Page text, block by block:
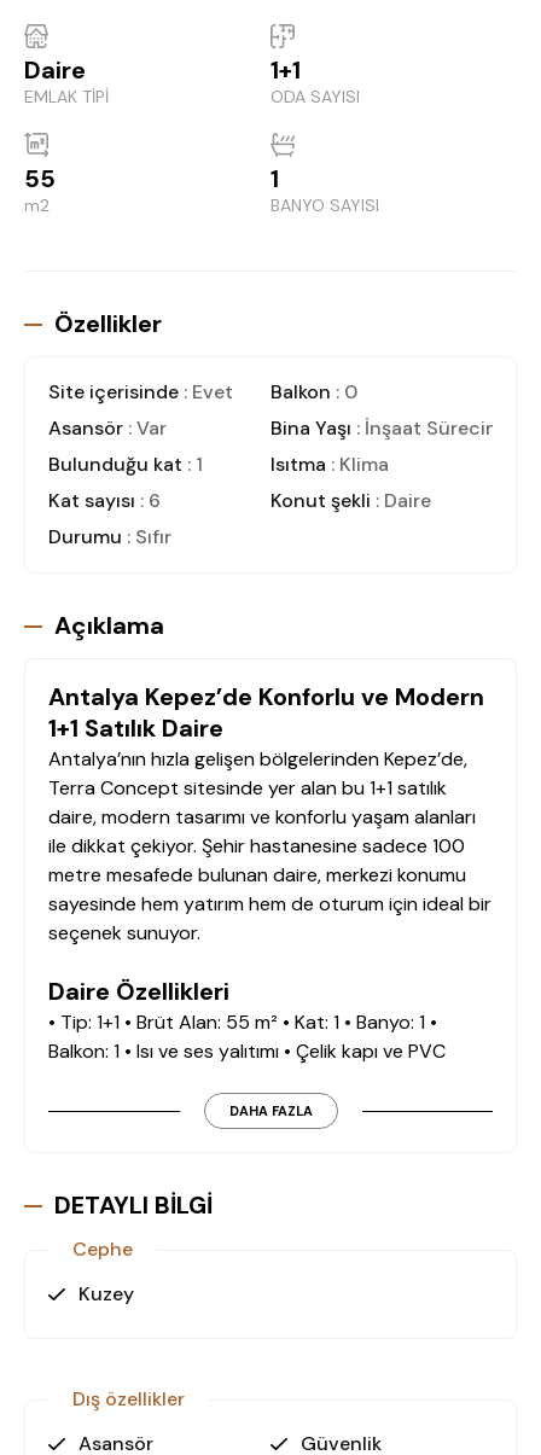
Daire
EMLAK TİPİ
1+1
ODA SAYISI
55
m2
1
BANYO SAYISI
Özellikler
Site içerisinde : Evet Balkon : 0
Asansör : Var Bina Yaşı : İnşaat Sürecinde
Bulunduğu kat : 1 Isıtma : Klima
Kat sayısı : 6 Konut şekli : Daire
Durumu : Sıfır
Açıklama
Antalya Kepez’de Konforlu ve Modern
1+1 Satılık Daire
Antalya’nın hızla gelişen bölgelerinden Kepez’de,
Terra Concept sitesinde yer alan bu 1+1 satılık
daire, modern tasarımı ve konforlu yaşam alanları
ile dikkat çekiyor. Şehir hastanesine sadece 100
metre mesafede bulunan daire, merkezi konumu
sayesinde hem yatırım hem de oturum için ideal bir
seçenek sunuyor.
Daire Özellikleri
• Tip: 1+1 • Brüt Alan: 55 m² • Kat: 1 • Banyo: 1 •
Balkon: 1 • Isı ve ses yalıtımı • Çelik kapı ve PVC
Multi veya VRF sistem klima • Merkezi ısıtma ve
korkulukları
Sosyal Olanaklar ve Site Özellikleri
Terra Concept, sakinlerine üst düzey konfor ve
ve sauna • Özel peyzaj alanları • Kapalı otopark •
Jeneratör ve su yumuşatma sistemi • Sensörlü
DAHA FAZLA
DETAYLI BİLGİ
Cephe
Kuzey
Dış özellikler
Asansör
Güvenlik